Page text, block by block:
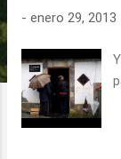
- enero 29, 2013